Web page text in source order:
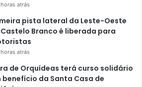
atrás
pista lateral da Leste-Oeste
Branco é liberada para
atrás
de Orquídeas terá curso solidário
benefício da Santa Casa de